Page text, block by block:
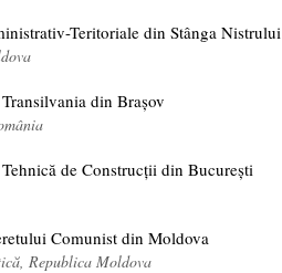
Teritoriale din Stânga Nistrului
din Brașov
de Construcții din București
Comunist din Moldova
Republica Moldova